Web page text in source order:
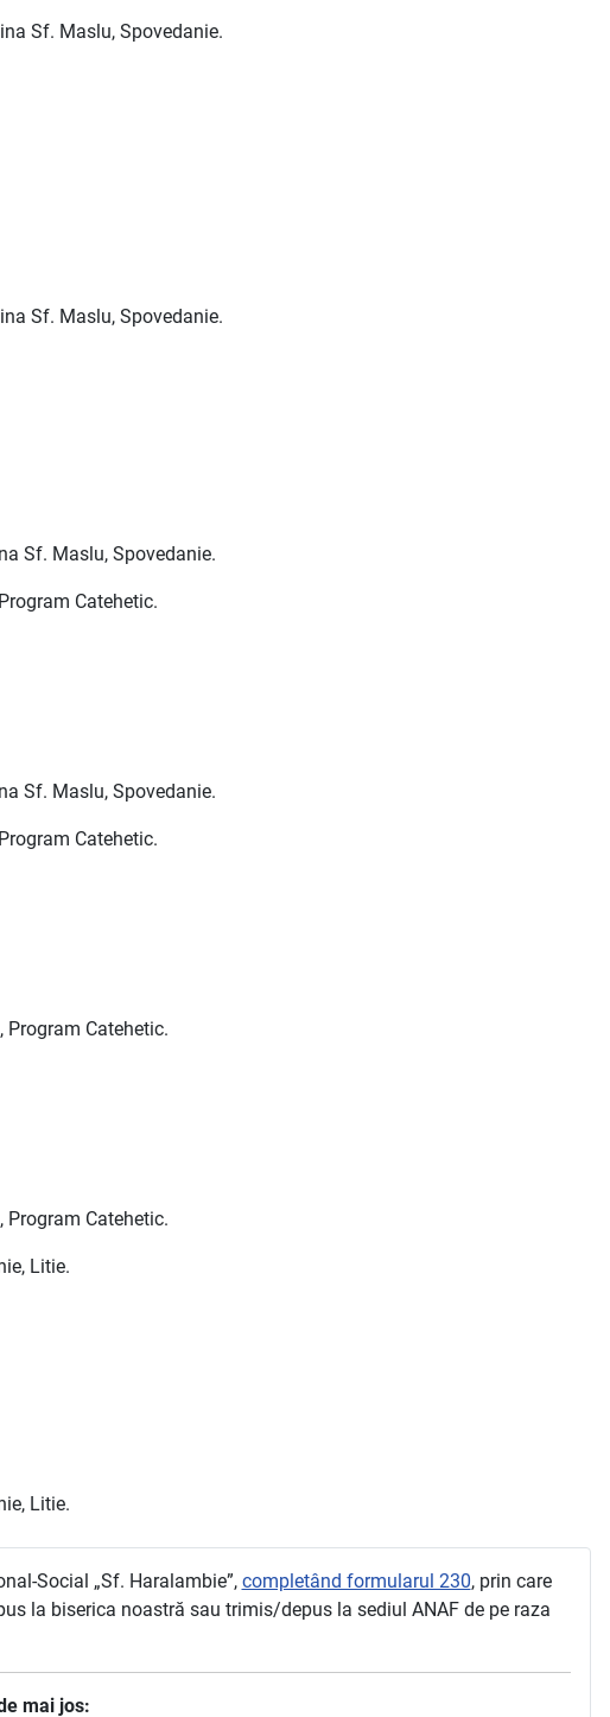
Sf. Maslu, Spovedanie.
Sf. Maslu, Spovedanie.
Sf. Maslu, Spovedanie.
Catehetic.
Sf. Maslu, Spovedanie.
Catehetic.
Program Catehetic.
Program Catehetic.
Litie.
Litie.
Social „Sf. Haralambie”, completând formularul 230, prin care
la biserica noastră sau trimis/depus la sediul ANAF de pe raza
mai jos: